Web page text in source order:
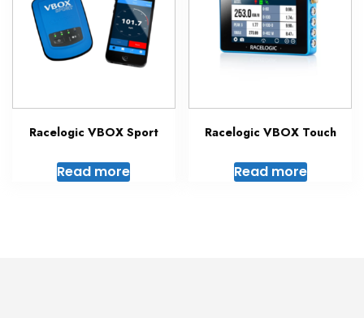
Racelogic VBOX Sport
Read more
Racelogic VBOX Touch
Read more